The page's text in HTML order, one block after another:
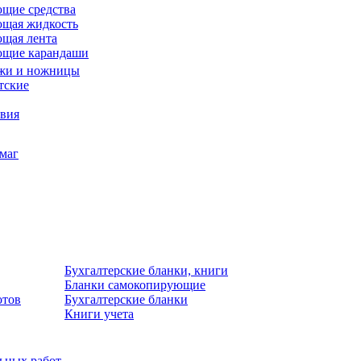
средства
жидкость
лента
карандаши
и ножницы
Бухгалтерские бланки, книги
Бланки самокопирующие
Бухгалтерские бланки
Книги учета